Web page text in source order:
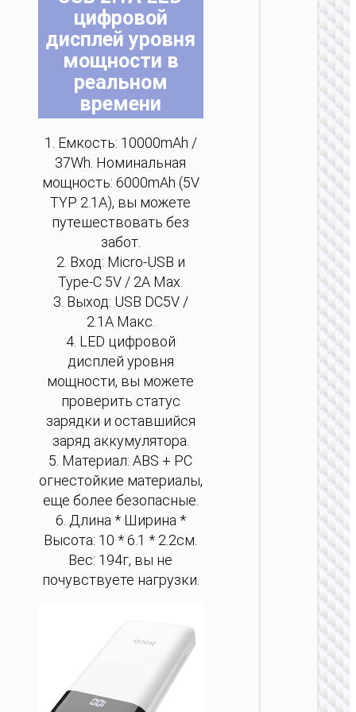
цифровой
дисплей уровня
мощности в
реальном
времени
1. Емкость: 10000mAh /
37Wh. Номинальная
мощность: 6000mAh (5V
TYP 2.1A), вы можете
путешествовать без
забот.
2. Вход: Micro-USB и
Type-C 5V / 2A Max.
3. Выход: USB DC5V /
2.1A Макс.
4. LED цифровой
дисплей уровня
мощности, вы можете
проверить статус
зарядки и оставшийся
заряд аккумулятора.
5. Материал: ABS + PC
огнестойкие материалы,
еще более безопасные.
6. Длина * Ширина *
Высота: 10 * 6.1 * 2.2см.
Вес: 194г, вы не
почувствуете нагрузки.